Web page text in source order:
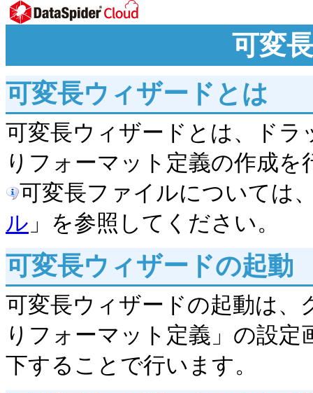
可変
可変長ウィザードとは
可変長ウィザードとは、ドラ
りフォーマット定義の作成
可変長ファイルについては
ル 」を参照してください。
可変長ウィザードの起動
可変長ウィザードの起動は、
りフォーマット定義」の設定
下することで行います。